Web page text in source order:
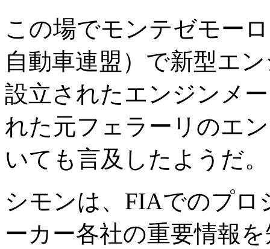
この場でモンテゼモー
自動車連盟）で新型エ
設立されたエンジンメ
れた元フェラーリのエ
いても言及したようだ。
シモンは、FIAでのプ
ーカー各社の重要情報